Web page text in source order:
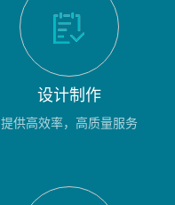
设计制作
提供高效率，高质量服务